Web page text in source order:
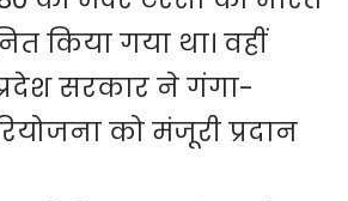
किया गया था। वहीं
सरकार ने गंगा-
को मंजूरी प्रदान